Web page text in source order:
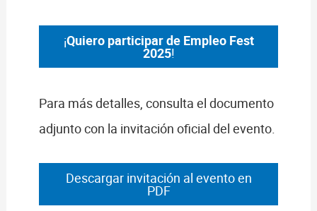
¡Quiero participar de Empleo Fest
2025!
Para más detalles, consulta el documento
adjunto con la invitación oficial del evento.
Descargar invitación al evento en
PDF